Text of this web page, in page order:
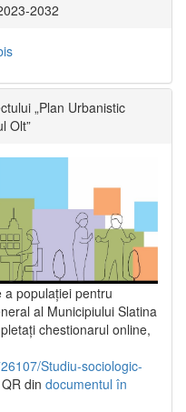
2032
„Plan Urbanistic
Olt”
populaţiei pentru
al Municipiului Slatina
chestionarul online,
Studiu-sociologic-
din documentul în